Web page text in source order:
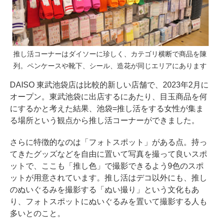
推し活コーナーはダイソーに珍しく、カテゴリ横断で商品を陳
列。ペンケースや靴下、シール、造花が同じエリアにあります
DAISO 東武池袋店は比較的新しい店舗で、2023年2月に
オープン。東武池袋に出店するにあたり、目玉商品を何
にするかと考えた結果、池袋=推し活をする女性が集ま
る場所という観点から推し活コーナーができました。
さらに特徴的なのは「フォトスポット」がある点。持っ
てきたグッズなどを自由に置いて写真を撮って良いスポ
ットで、ここも「推し色」で撮影できるよう9色のスポ
ットが用意されています。推し活はデコ以外にも、推し
のぬいぐるみを撮影する「ぬい撮り」という文化もあ
り、フォトスポットにぬいぐるみを置いて撮影する人も
多いとのこと。